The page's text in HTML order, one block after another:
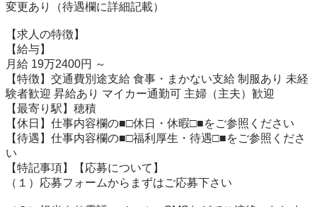
変更あり（待遇欄に詳細記載）
【求人の特徴】
【給与】
月給 19万2400円 ～
【特徴】交通費別途支給 食事・まかない支給 制服あり 未経
験者歓迎 昇給あり マイカー通勤可 主婦（主夫）歓迎
【最寄り駅】穂積
【休日】仕事内容欄の■□休日・休暇□■をご参照ください
【待遇】仕事内容欄の■□福利厚生・待遇□■をご参照くださ
い
【特記事項】【応募について】
（１）応募フォームからまずはご応募下さい